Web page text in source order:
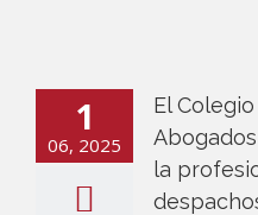
1
06, 2025
El
la